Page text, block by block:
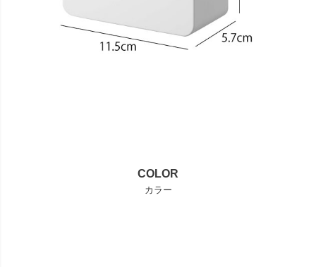
COLOR
カラー